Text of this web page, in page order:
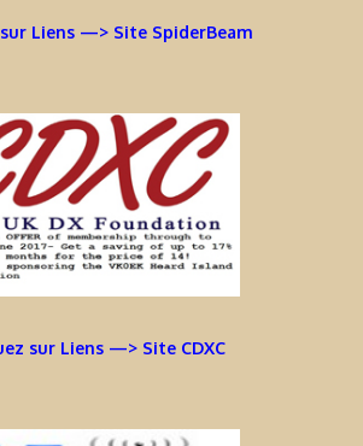
Liens —> Site SpiderBeam
sur Liens —> Site CDXC